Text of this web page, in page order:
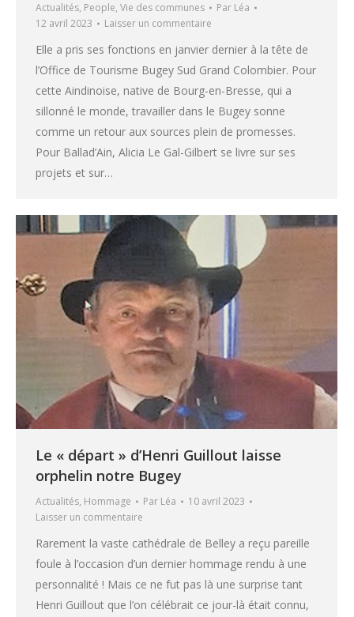
Actualités, People, Vie des communes Par Léa
12 avril 2023
Laisser un commentaire
Elle a pris ses fonctions en janvier dernier à la tête de
l’Office de Tourisme Bugey Sud Grand Colombier. Pour
cette Aindinoise, native de Bourg-en-Bresse, qui a
sillonné le monde, travailler dans le Bugey sonne
comme un retour aux sources plein de promesses.
Pour Ballad’Ain, Alicia Le Gal-Gilbert se livre sur ses
projets et sur…
Le « départ » d’Henri Guillout laisse
orphelin notre Bugey
Actualités, Hommage Par Léa
10 avril 2023
Laisser un commentaire
Rarement la vaste cathédrale de Belley a reçu pareille
foule à l’occasion d’un dernier hommage rendu à une
personnalité ! Mais ce ne fut pas là une surprise tant
Henri Guillout que l’on célébrait ce jour-là était connu,